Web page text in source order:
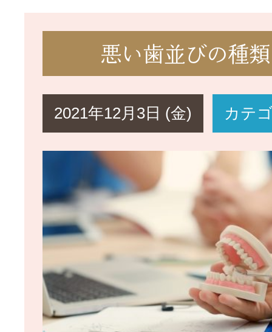
悪い歯並びの種
2021年12月3日 (金) カテ